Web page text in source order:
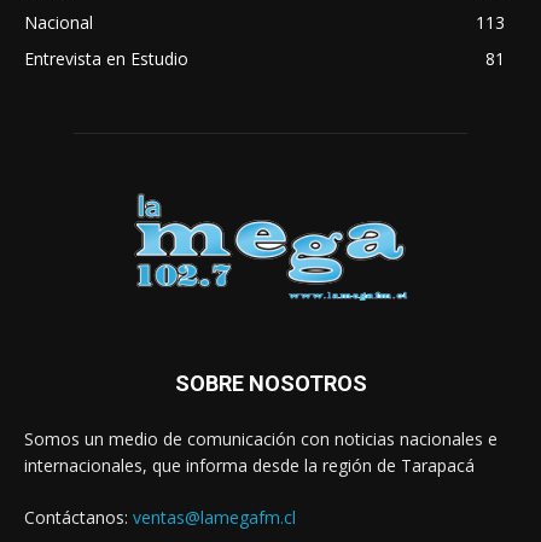
Nacional
113
Entrevista en Estudio
81
SOBRE NOSOTROS
Somos un medio de comunicación con noticias nacionales e
internacionales, que informa desde la región de Tarapacá
Contáctanos: ventas@lamegafm.cl